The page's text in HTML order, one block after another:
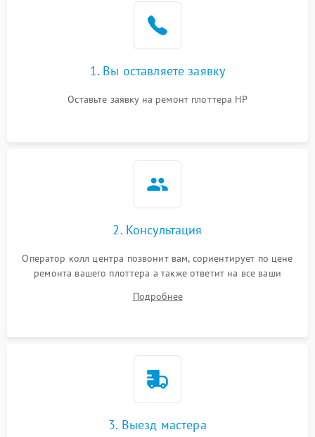
1. Вы оставляете заявку
Оставьте заявку на ремонт плоттера HP
2. Консультация
Оператор колл центра позвонит вам, сориентирует по цене
ремонта вашего плоттера а также ответит на все ваши
Подробнее
3. Выезд мастера